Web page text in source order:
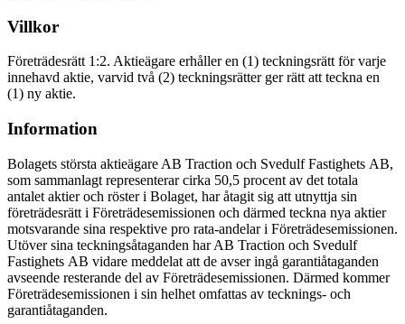
Villkor
Företrädesrätt 1:2. Aktieägare erhåller en (1) teckningsrätt för varje
innehavd aktie, varvid två (2) teckningsrätter ger rätt att teckna en
(1) ny aktie.
Information
Bolagets största aktieägare AB Traction och Svedulf Fastighets AB,
som sammanlagt representerar cirka 50,5 procent av det totala
antalet aktier och röster i Bolaget, har åtagit sig att utnyttja sin
företrädesrätt i Företrädesemissionen och därmed teckna nya aktier
motsvarande sina respektive pro rata-andelar i Företrädesemissionen.
Utöver sina teckningsåtaganden har AB Traction och Svedulf
Fastighets AB vidare meddelat att de avser ingå garantiåtaganden
avseende resterande del av Företrädesemissionen. Därmed kommer
Företrädesemissionen i sin helhet omfattas av tecknings- och
garantiåtaganden.